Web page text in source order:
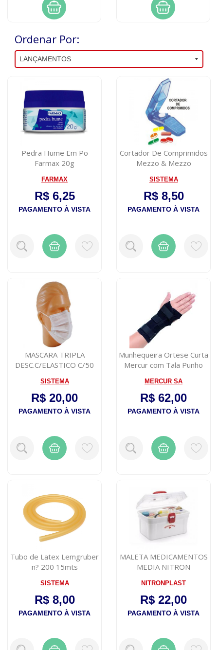
Ordenar Por:
Pedra Hume Em Po
Farmax 20g
FARMAX
R$ 6,25
PAGAMENTO À VISTA
Cortador De Comprimidos
Mezzo & Mezzo
SISTEMA
R$ 8,50
PAGAMENTO À VISTA
MASCARA TRIPLA
DESC.C/ELASTICO C/50
SISTEMA
R$ 20,00
PAGAMENTO À VISTA
Munhequeira Ortese Curta
Mercur com Tala Punho
MERCUR SA
R$ 62,00
PAGAMENTO À VISTA
Tubo de Latex Lemgruber
n? 200 15mts
SISTEMA
R$ 8,00
PAGAMENTO À VISTA
MALETA MEDICAMENTOS
MEDIA NITRON
NITRONPLAST
R$ 22,00
PAGAMENTO À VISTA